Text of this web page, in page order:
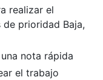
realizar el
prioridad Baja,
nota rápida
el trabajo